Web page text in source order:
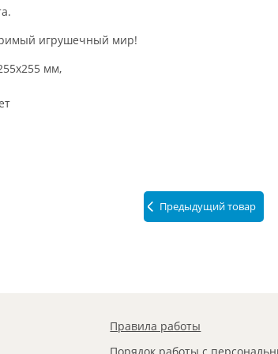
игрушечный мир!
мм,
Предыдущий товар
Правила работы